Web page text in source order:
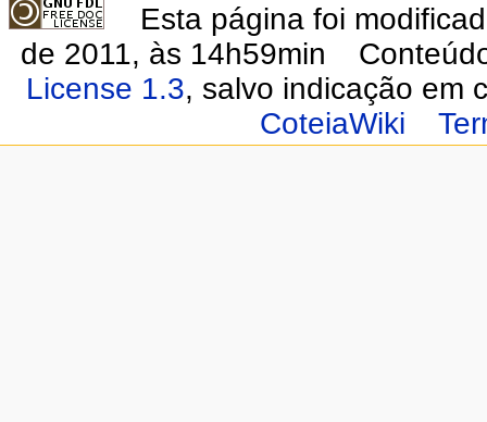
Esta página foi
de 2011, às 14h59min
License 1.3, salvo indicação em
CoteiaWiki